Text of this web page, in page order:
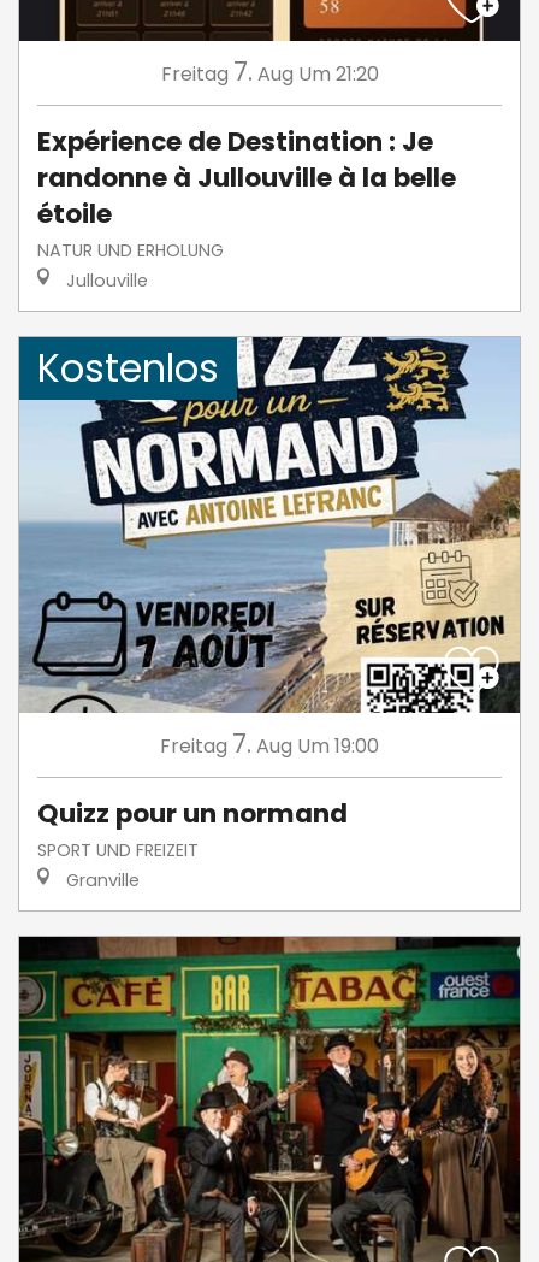
Freitag 7. Aug Um 21:20
Expérience de Destination : Je
randonne à Jullouville à la belle
étoile
NATUR UND ERHOLUNG
Jullouville
Kostenlos
Freitag 7. Aug Um 19:00
Quizz pour un normand
SPORT UND FREIZEIT
Granville